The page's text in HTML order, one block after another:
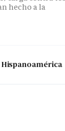
hecho a la